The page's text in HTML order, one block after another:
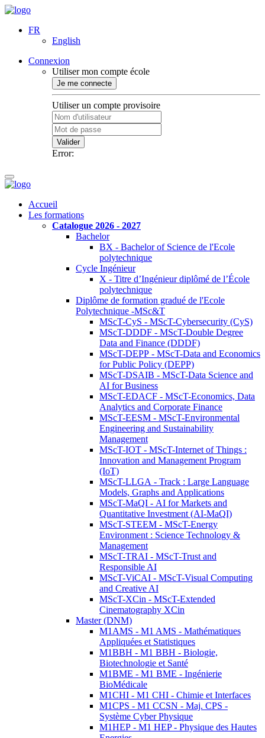
FR
English
Connexion
Utiliser mon compte école
Je me connecte
Utiliser un compte provisoire
Valider
Error:
Accueil
Les formations
Catalogue 2026 - 2027
Bachelor
BX - Bachelor of Science de l'Ecole
polytechnique
Cycle Ingénieur
X - Titre d’Ingénieur diplômé de l’École
polytechnique
Diplôme de formation gradué de l'Ecole
Polytechnique -MSc&T
MScT-CyS - MScT-Cybersecurity (CyS)
MScT-DDDF - MScT-Double Degree
Data and Finance (DDDF)
MScT-DEPP - MScT-Data and Economics
for Public Policy (DEPP)
MScT-DSAIB - MScT-Data Science and
AI for Business
MScT-EDACF - MScT-Economics, Data
Analytics and Corporate Finance
MScT-EESM - MScT-Environmental
Engineering and Sustainability
Management
MScT-IOT - MScT-Internet of Things :
Innovation and Management Program
(IoT)
MScT-LLGA - Track : Large Language
Models, Graphs and Applications
MScT-MaQI - AI for Markets and
Quantitative Investment (AI-MaQI)
MScT-STEEM - MScT-Energy
Environment : Science Technology &
Management
MScT-TRAI - MScT-Trust and
Responsible AI
MScT-ViCAI - MScT-Visual Computing
and Creative AI
MScT-XCin - MScT-Extended
Cinematography XCin
Master (DNM)
M1AMS - M1 AMS - Mathématiques
Appliquées et Statistiques
M1BBH - M1 BBH - Biologie,
Biotechnologie et Santé
M1BME - M1 BME - Ingénierie
BioMédicale
M1CHI - M1 CHI - Chimie et Interfaces
M1CPS - M1 CCSN - Maj. CPS -
Système Cyber Physique
M1HEP - M1 HEP - Physique des Hautes